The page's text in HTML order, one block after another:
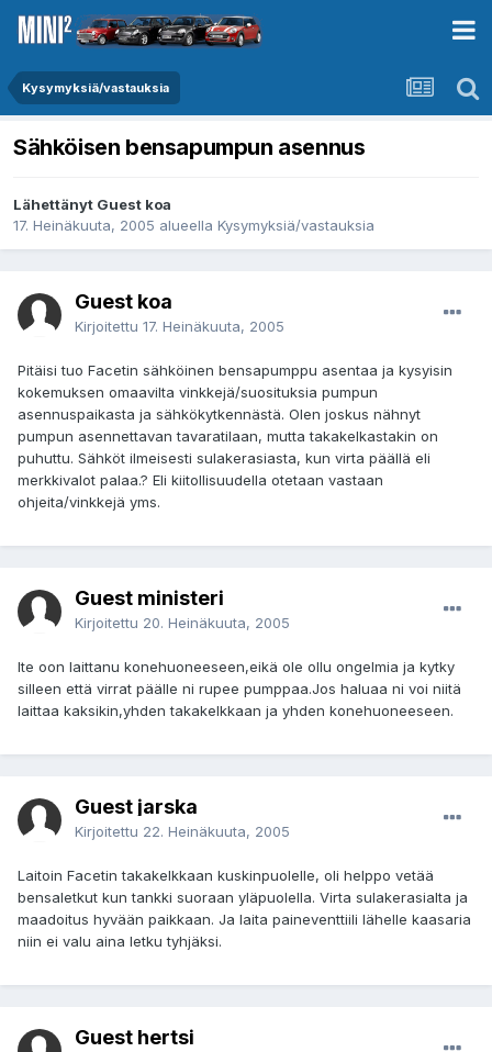
Kysymyksiä/vastauksia
Sähköisen bensapumpun asennus
Lähettänyt Guest koa
17. Heinäkuuta, 2005 alueella Kysymyksiä/vastauksia
Guest koa
Kirjoitettu 17. Heinäkuuta, 2005
Pitäisi tuo Facetin sähköinen bensapumppu asentaa ja kysyisin
kokemuksen omaavilta vinkkejä/suosituksia pumpun
asennuspaikasta ja sähkökytkennästä. Olen joskus nähnyt
pumpun asennettavan tavaratilaan, mutta takakelkastakin on
puhuttu. Sähköt ilmeisesti sulakerasiasta, kun virta päällä eli
merkkivalot palaa.? Eli kiitollisuudella otetaan vastaan
ohjeita/vinkkejä yms.
Guest ministeri
Kirjoitettu 20. Heinäkuuta, 2005
Ite oon laittanu konehuoneeseen,eikä ole ollu ongelmia ja kytky
silleen että virrat päälle ni rupee pumppaa.Jos haluaa ni voi niitä
laittaa kaksikin,yhden takakelkkaan ja yhden konehuoneeseen.
Guest jarska
Kirjoitettu 22. Heinäkuuta, 2005
Laitoin Facetin takakelkkaan kuskinpuolelle, oli helppo vetää
bensaletkut kun tankki suoraan yläpuolella. Virta sulakerasialta ja
maadoitus hyvään paikkaan. Ja laita paineventtiili lähelle kaasaria
niin ei valu aina letku tyhjäksi.
Guest hertsi